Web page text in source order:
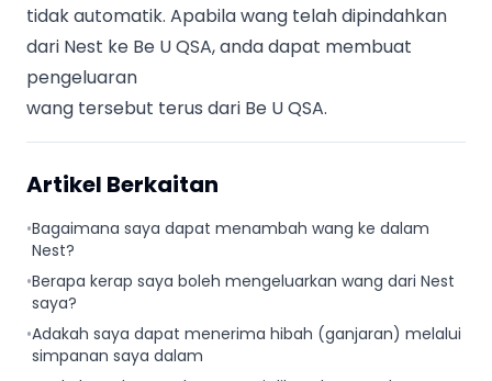
tidak automatik. Apabila wang telah dipindahkan
dari Nest ke Be U QSA, anda dapat membuat
pengeluaran
wang tersebut terus dari Be U QSA.
Artikel Berkaitan
•Bagaimana saya dapat menambah wang ke dalam
Nest?
•Berapa kerap saya boleh mengeluarkan wang dari Nest
saya?
•Adakah saya dapat menerima hibah (ganjaran) melalui
simpanan saya dalam